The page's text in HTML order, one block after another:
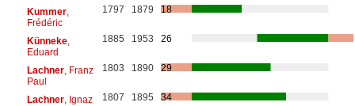
Kummer,
Frédéric
1797 1879 18
Künneke,
Eduard
1885 1953 26
Lachner, Franz
Paul
1803 1890 29
Lachner, Ignaz 1807 1895
34